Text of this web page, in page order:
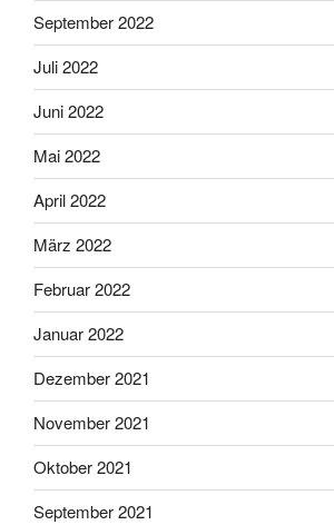
September 2022
Juli 2022
Juni 2022
Mai 2022
April 2022
März 2022
Februar 2022
Januar 2022
Dezember 2021
November 2021
Oktober 2021
September 2021